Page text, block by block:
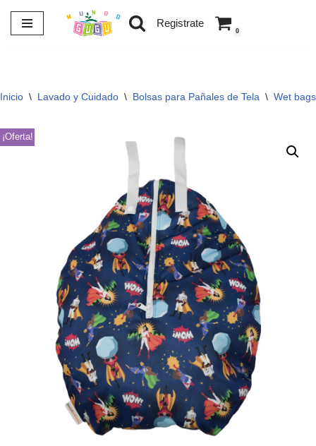
Saltar
Registrate
0
Inicio \ Lavado y Cuidado \ Bolsas para Pañales de Tela \ Wet
¡Oferta!